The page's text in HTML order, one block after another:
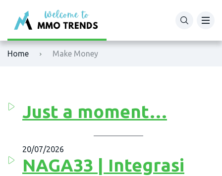
Home Make Money
Just a moment…
20/07/2026
NAGA33 | Integrasi
XM
Octafx
Fbs
Binance
Bitget
MEXC